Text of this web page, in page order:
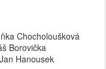
Chocholoušková
Borovička
Hanousek